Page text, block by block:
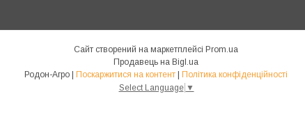
Сайт створений на маркетплейсі Prom.ua
Продавець на Bigl.ua
Поскаржитися на контент
Політика конфіденційності
Select Language ▼